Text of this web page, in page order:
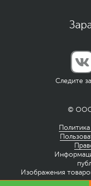
Следите
© ООО
Изображения